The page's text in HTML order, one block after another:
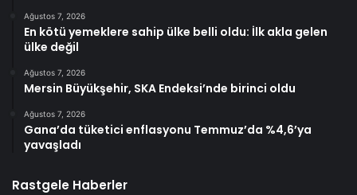
Ağustos 7, 2026
En kötü yemeklere sahip ülke belli oldu: İlk akla gelen
ülke değil
Ağustos 7, 2026
Mersin Büyükşehir, SKA Endeksi’nde birinci oldu
Ağustos 7, 2026
Gana’da tüketici enflasyonu Temmuz’da %4,6’ya
yavaşladı
Rastgele Haberler